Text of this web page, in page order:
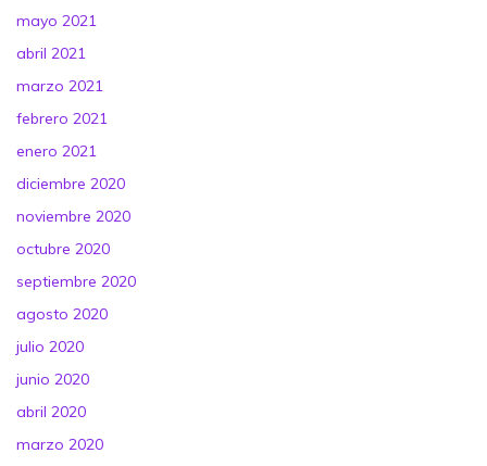
mayo 2021
abril 2021
marzo 2021
febrero 2021
enero 2021
diciembre 2020
noviembre 2020
octubre 2020
septiembre 2020
agosto 2020
julio 2020
junio 2020
abril 2020
marzo 2020